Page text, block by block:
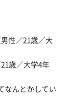
性／21歳／大
歳／大学4年
なんとかしてい